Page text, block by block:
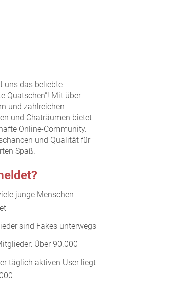
uns das beliebte
Quatschen“! Mit über
und zahlreichen
und Chaträumen bietet
Online-Community.
und Qualität für
Spaß.
junge Menschen
sind Fakes unterwegs
Über 90.000
täglich aktiven User liegt